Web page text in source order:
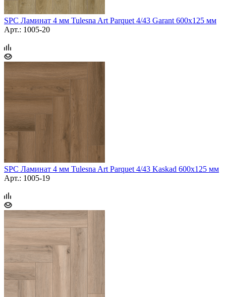
SPC Ламинат 4 мм Tulesna Art Parquet 4/43 Garant 600х125 мм
Арт.: 1005-20
SPC Ламинат 4 мм Tulesna Art Parquet 4/43 Kaskad 600х125 мм
Арт.: 1005-19